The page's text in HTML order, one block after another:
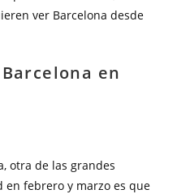
ver Barcelona desde
en
otra de las grandes
en febrero y marzo es que